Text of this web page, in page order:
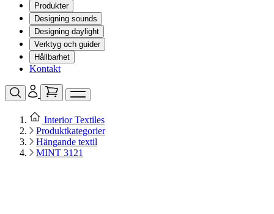
Produkter
Designing sounds
Designing daylight
Verktyg och guider
Hållbarhet
Kontakt
Interior Textiles
Produktkategorier
Hängande textil
MINT 3121